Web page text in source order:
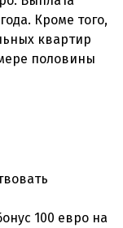
Кроме того,
квартир
половины
100 евро на